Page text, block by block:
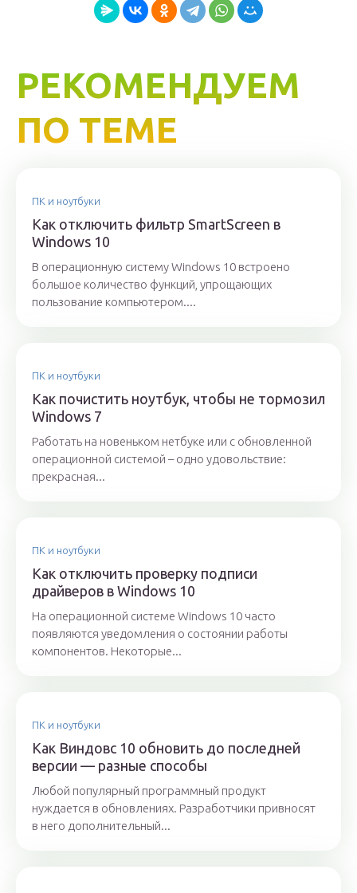
РЕКОМЕНДУЕМ
ПО ТЕМЕ
ПК и ноутбуки
Как отключить фильтр SmartScreen в
Windows 10
В операционную систему Windows 10 встроено
большое количество функций, упрощающих
пользование компьютером....
ПК и ноутбуки
Как почистить ноутбук, чтобы не тормозил
Windows 7
Работать на новеньком нетбуке или с обновленной
операционной системой – одно удовольствие:
прекрасная...
ПК и ноутбуки
Как отключить проверку подписи
драйверов в Windows 10
На операционной системе Windows 10 часто
появляются уведомления о состоянии работы
компонентов. Некоторые...
ПК и ноутбуки
Как Виндовс 10 обновить до последней
версии — разные способы
Любой популярный программный продукт
нуждается в обновлениях. Разработчики привносят
в него дополнительный...